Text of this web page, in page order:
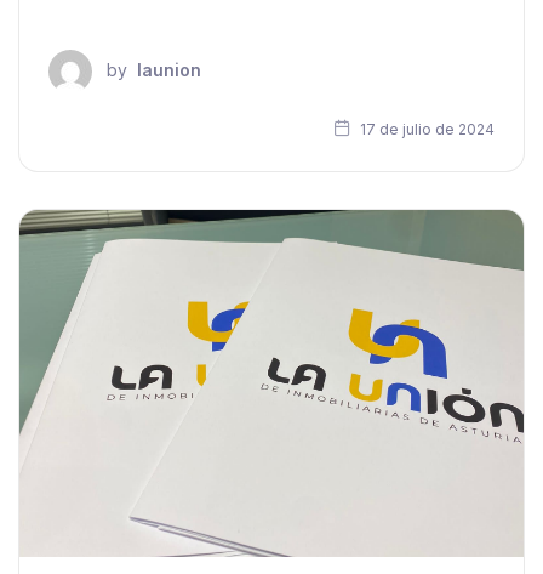
by launion
17 de julio de 2024